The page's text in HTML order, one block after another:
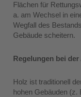
Flächen für
a. am Wechsel in
Wegfall des
Gebäude scheitern.
Regelungen bei
Holz ist traditionell
hohen Gebäuden